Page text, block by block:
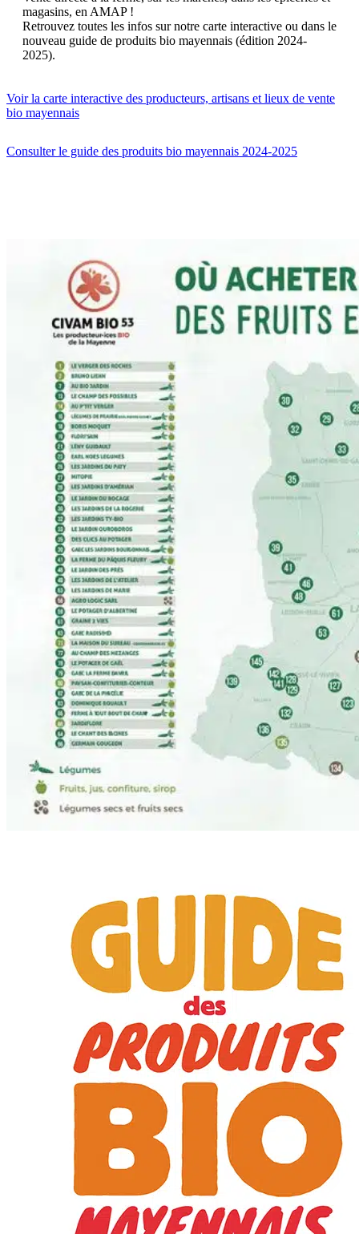
magasins, en AMAP !
Retrouvez toutes les infos sur notre carte interactive ou dans le
nouveau guide de produits bio mayennais (édition 2024-
2025).
Voir la carte interactive des producteurs, artisans et lieux de vente
bio mayennais
Consulter le guide des produits bio mayennais 2024-2025